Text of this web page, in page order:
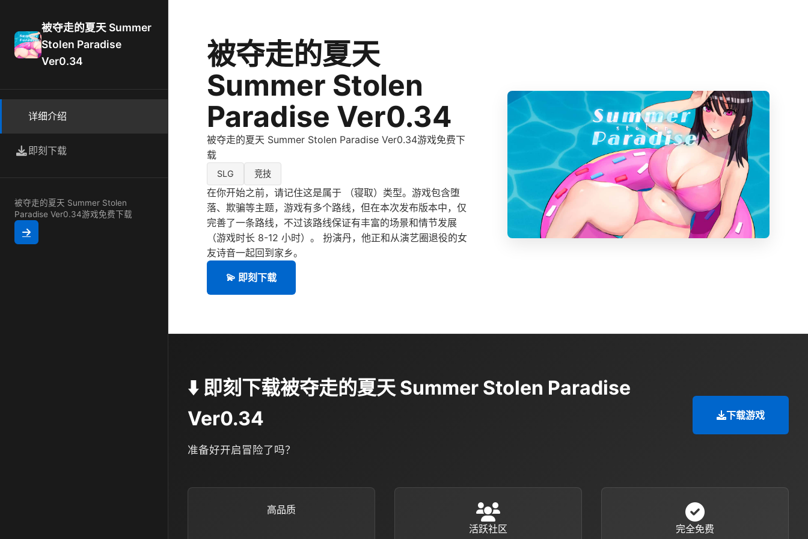
被夺走的夏天 Summer
Stolen Paradise
Ver0.34
详细介绍
即刻下载
被夺走的夏天 Summer Stolen
Paradise Ver0.34游戏免费下载
被夺走的夏天
Summer Stolen
Paradise Ver0.34
被夺走的夏天 Summer Stolen Paradise Ver0.34游戏免费下
载
SLG 竞技
在你开始之前，请记住这是属于 （寝取）类型。游戏包含堕
落、欺骗等主题，游戏有多个路线，但在本次发布版本中，仅
完善了一条路线，不过该路线保证有丰富的场景和情节发展
（游戏时长 8-12 小时）。 扮演丹，他正和从演艺圈退役的女
友诗音一起回到家乡。
💫 即刻下载
⬇️ 即刻下载被夺走的夏天 Summer Stolen Paradise
Ver0.34
准备好开启冒险了吗？
下载游戏
高品质
活跃社区
完全免费